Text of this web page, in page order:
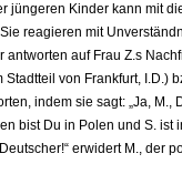
jüngeren Kinder kann mit
rea­gieren mit
antworten auf Frau Z.s
Stadtteil von Frankfurt, I.D.)
indem sie sagt: „Ja, M.,
bist Du in Polen und S. ist
erwidert M., der